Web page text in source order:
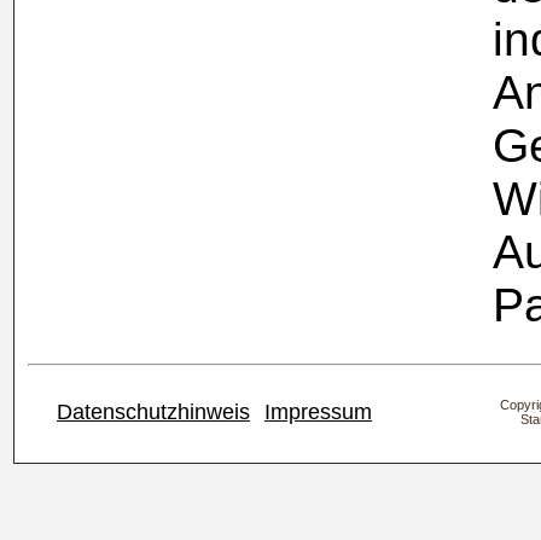
Datenschutzhinweis Impressum